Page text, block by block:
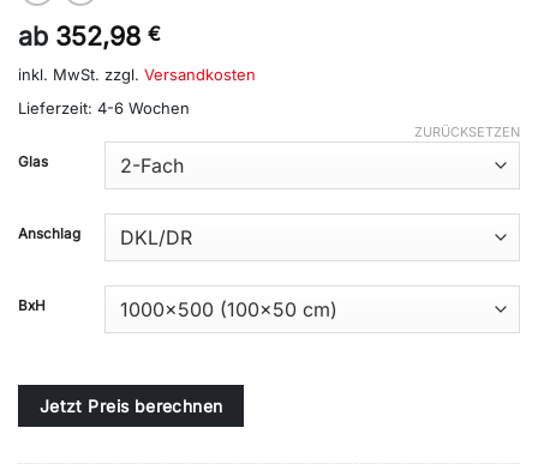
ab 352,98 €
inkl. MwSt. zzgl. Versandkosten
Lieferzeit: 4-6 Wochen
Glas
Anschlag
BxH
ZURÜCKSETZEN
Jetzt Preis berechnen